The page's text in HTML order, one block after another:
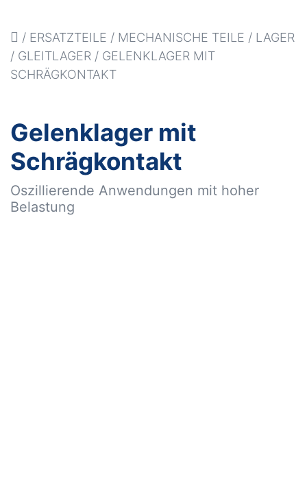
/ ERSATZTEILE / MECHANISCHE TEILE / LAGER
/ GLEITLAGER / GELENKLAGER MIT
SCHRÄGKONTAKT
Gelenklager mit
Schrägkontakt
Oszillierende Anwendungen mit hoher
Belastung